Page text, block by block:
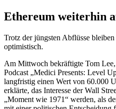
Ethereum weiterhin
Trotz der jüngsten Abflüsse
optimistisch.
Am Mittwoch bekräftigte Tom
Podcast „Medici Presents: Level
langfristig einen Wert von 60.000
erklärte, das Interesse der Wall
„Moment wie 1971“ werden, als